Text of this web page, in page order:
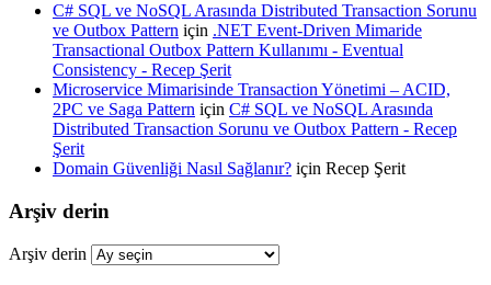
C# SQL ve NoSQL Arasında Distributed Transaction Sorunu
ve Outbox Pattern için .NET Event-Driven Mimaride
Transactional Outbox Pattern Kullanımı - Eventual
Consistency - Recep Şerit
Microservice Mimarisinde Transaction Yönetimi – ACID,
2PC ve Saga Pattern için C# SQL ve NoSQL Arasında
Distributed Transaction Sorunu ve Outbox Pattern - Recep
Şerit
Domain Güvenliği Nasıl Sağlanır? için Recep Şerit
Arşiv derin
Arşiv derin